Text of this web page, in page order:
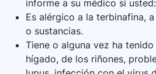
informe a su médico si usted:
Es alérgico a la terbinafina,
o sustancias.
Tiene o alguna vez ha
hígado, de los riñones,